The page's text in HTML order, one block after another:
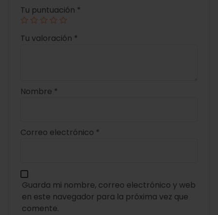
Tu puntuación *
Tu valoración *
Nombre *
Correo electrónico *
Guarda mi nombre, correo electrónico y web
en este navegador para la próxima vez que
comente.